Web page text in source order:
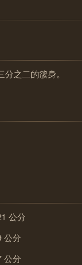
之二的簇身。
公分
公分
公分